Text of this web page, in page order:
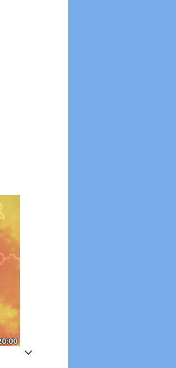
Windgeschwindigkeiten in 3h